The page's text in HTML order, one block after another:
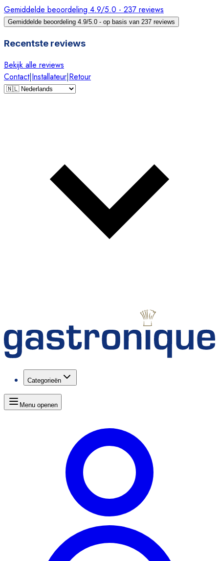
Gemiddelde beoordeling 4.9/5.0 - 237 reviews
Gemiddelde beoordeling 4.9/5.0 - op basis van 237 reviews
Recentste reviews
Bekijk alle reviews
Contact|Installateur|Retour
Categorieën
Menu openen